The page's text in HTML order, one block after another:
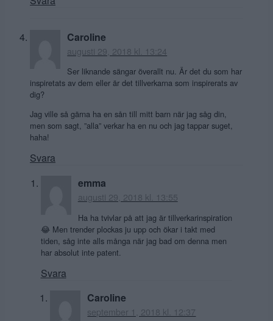
Caroline
augusti 29, 2018 kl. 13:24
Ser liknande sängar överallt nu. Är det du som har
inspiretats av dem eller är det tillverkarna som inspirerats av
dig?
Jag ville så gärna ha en sån till mitt barn när jag såg din,
men som sagt, ”alla” verkar ha en nu och jag tappar suget,
haha!
Svara
emma
augusti 29, 2018 kl. 13:55
Ha ha tvivlar på att jag är tillverkarinspiration
😂 Men trender plockas ju upp och ökar i takt med
tiden, såg inte alls många när jag bad om denna men
har absolut inte patent.
Svara
Caroline
september 1, 2018 kl. 12:37